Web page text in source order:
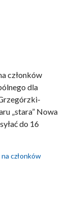
członków
dla
„stara” Nowa
do 16
członków